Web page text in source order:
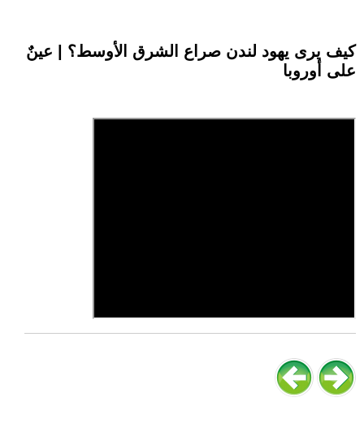
كيف يرى يهود لندن صراع الشرق الأوسط؟ | عينٌ
على أوروبا